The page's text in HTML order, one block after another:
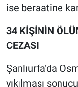
ise beraatine
34 KİŞİNİN
CEZASI
Şanlıurfa’da
yıkılması